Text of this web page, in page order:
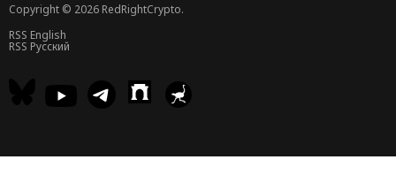
Copyright © 2026 RedRightCrypto.
RSS English
RSS Русский